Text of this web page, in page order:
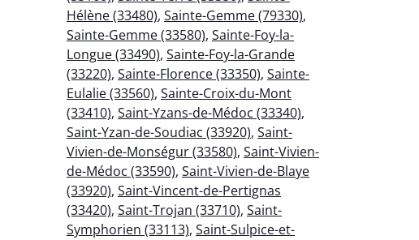
Hélène (33480), Sainte-Gemme (79330),
Sainte-Gemme (33580), Sainte-Foy-la-
Longue (33490), Sainte-Foy-la-Grande
(33220), Sainte-Florence (33350), Sainte-
Eulalie (33560), Sainte-Croix-du-Mont
(33410), Saint-Yzans-de-Médoc (33340),
Saint-Yzan-de-Soudiac (33920), Saint-
Vivien-de-Monségur (33580), Saint-Vivien-
de-Médoc (33590), Saint-Vivien-de-Blaye
(33920), Saint-Vincent-de-Pertignas
(33420), Saint-Trojan (33710), Saint-
Symphorien (33113), Saint-Sulpice-et-